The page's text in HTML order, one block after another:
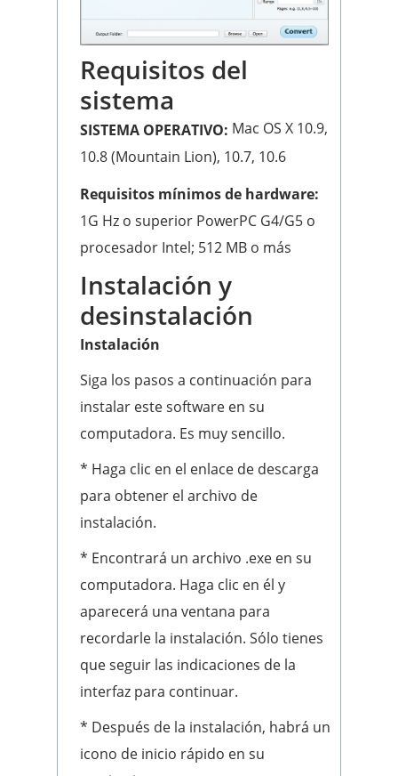
Requisitos del
sistema
SISTEMA OPERATIVO: Mac OS X 10.9,
10.8 (Mountain Lion), 10.7, 10.6
Requisitos mínimos de hardware:
1G Hz o superior PowerPC G4/G5 o
procesador Intel; 512 MB o más
Instalación y
desinstalación
Instalación
Siga los pasos a continuación para
instalar este software en su
computadora. Es muy sencillo.
* Haga clic en el enlace de descarga
para obtener el archivo de
instalación.
* Encontrará un archivo .exe en su
computadora. Haga clic en él y
aparecerá una ventana para
recordarle la instalación. Sólo tienes
que seguir las indicaciones de la
interfaz para continuar.
* Después de la instalación, habrá un
icono de inicio rápido en su